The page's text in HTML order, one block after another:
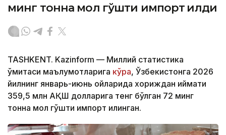
минг тонна мол гўшти импорт қилди
TASHKENT. Kazinform — Миллий статистика
қўмитаси маълумотларига кўра, Ўзбекистонга 2026
йилнинг январь-июнь ойларида хориждан қиймати
359,5 млн АҚШ долларига тенг бўлган 72 минг
тонна мол гўшти импорт қилинган.